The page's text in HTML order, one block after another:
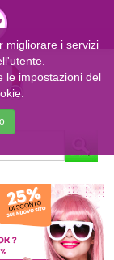
migliorare i servizi
le impostazioni del